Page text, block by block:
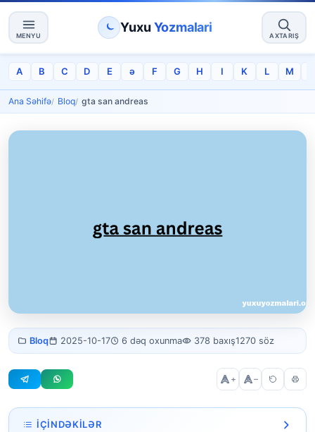
MENYU
Yuxu Yozmalari
AXTARIŞ
A B C D E ə F G H I K L M
Ana Səhifə Bloq gta san andreas
gta san
andreas
Bloq 2025-10-17 6 dəq oxunma 378 baxış1270 söz
+ –
İÇINDƏKILƏR